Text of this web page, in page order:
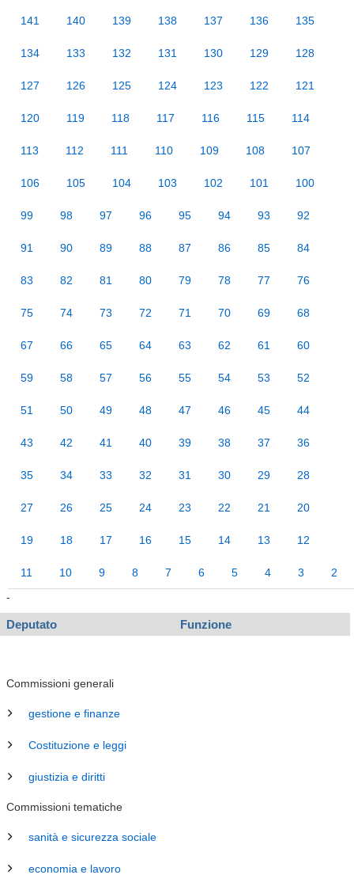
141 140 139 138 137 136 135
134 133 132 131 130 129 128
127 126 125 124 123 122 121
120 119 118 117 116 115 114
113 112 111 110 109 108 107
106 105 104 103 102 101 100
99 98 97 96 95 94 93 92
91 90 89 88 87 86 85 84
83 82 81 80 79 78 77 76
75 74 73 72 71 70 69 68
67 66 65 64 63 62 61 60
59 58 57 56 55 54 53 52
51 50 49 48 47 46 45 44
43 42 41 40 39 38 37 36
35 34 33 32 31 30 29 28
27 26 25 24 23 22 21 20
19 18 17 16 15 14 13 12
11 10 9 8 7 6 5 4 3
2
-
Deputato Funzione
Commissioni generali
gestione e finanze
Costituzione e leggi
giustizia e diritti
Commissioni tematiche
sanità e sicurezza sociale
economia e lavoro